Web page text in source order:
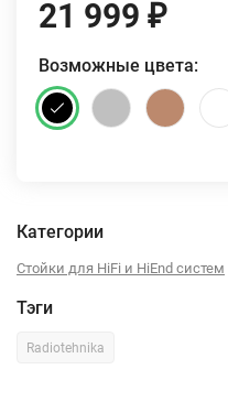
21 999 ₽
Возможные цвета:
Категории
Стойки для HiFi и HiEnd систем
Тэги
Radiotehnika